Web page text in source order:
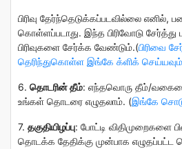
பிரிவு தேர்ந்தெடுக்கப்படவில்லை எனில்,
கொள்ளப்படாது. இந்த பிரிவோடு சேர்த்து
பிரிவுகளை சேர்க்க வேண்டும்.(பிரிவை
தெரிந்துகொள்ள இங்கே க்ளிக் செய்யவும்
6. தொடரின் தீம்: எந்தவொரு தீம்/
உங்கள் தொடரை எழுதலாம். (இங்கே
7. தகுதியிழப்பு: போட்டி விதிமுறைகளை
தொடக்க தேதிக்கு முன்பாக எழுதப்பட்ட